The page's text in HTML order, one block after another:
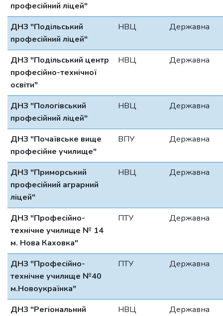
професійний ліцей"
ДНЗ "Подільський
професійний ліцей"
НВЦ Державна
ДНЗ "Подільський центр
професійно-технічної
освіти"
НВЦ Державна
ДНЗ "Пологівський
професійний ліцей"
НВЦ Державна
ДНЗ "Почаївське вище
професійне училище"
ВПУ Державна
ДНЗ "Приморський
професійний аграрний
ліцей"
НВЦ Державна
ДНЗ "Професійно-
технічне училище № 14
м. Нова Каховка"
ПТУ Державна
ДНЗ "Професійно-
технічне училище №40
м.Новоукраїнка"
ПТУ Державна
ДНЗ "Регіональний
НВЦ Державна